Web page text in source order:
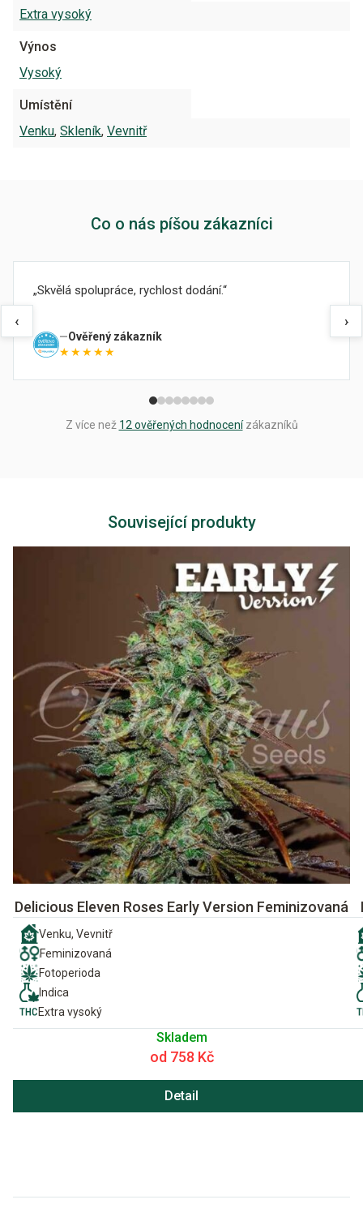
Extra vysoký
Výnos
Vysoký
Umístění
Venku, Skleník, Vevnitř
Co o nás píšou zákazníci
‹
Skvělá spolupráce, rychlost dodání.
Ověřený zákazník
★★★★★
›
Z více než 12 ověřených hodnocenízákazníků
Související produkty
Delicious Eleven Roses Early Version Feminizovaná
Venku, Vevnitř
Feminizovaná
Fotoperioda
Indica
Extra vysoký
Skladem
od 758 Kč
Detail